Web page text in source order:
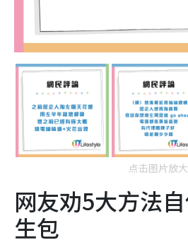
点击图片放大
网友劝5大方法
生包